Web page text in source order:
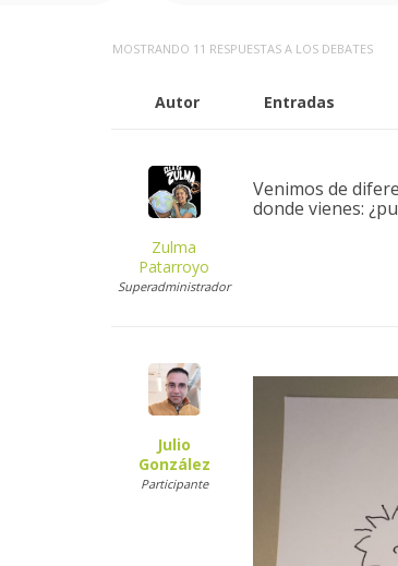
MOSTRANDO 11 RESPUESTAS A LOS DEBATES
Autor Entradas
Zulma
Patarroyo
Superadministrador
Venimos de
donde vienes:
Julio
González
Participante